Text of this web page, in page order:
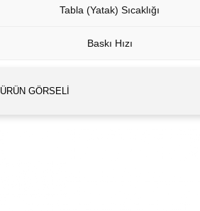
Tabla (Yatak) Sıcaklığı
Baskı Hızı
ÜRÜN GÖRSELI